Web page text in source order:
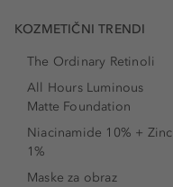
KOZMETIČNI TRENDI
The Ordinary Retinoli
All Hours Luminous
Matte Foundation
Niacinamide 10% + Zinc
1%
Maske za obraz